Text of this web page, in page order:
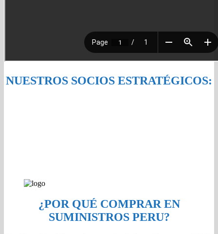
NUESTROS SOCIOS ESTRATÉGICOS:
¿POR QUÉ COMPRAR EN
SUMINISTROS PERU?